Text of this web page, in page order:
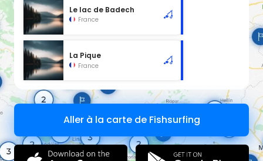
Le lac de Badech
France
La Pique
France
Aller à la carte de Fishsurfing